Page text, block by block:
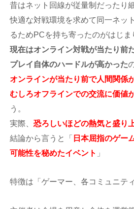
昔はネット回線が従量制だったり
快適な対戦環境を求めて同一ネッ
るためPCを持ち寄ったのがはじま
現在はオンライン対戦が当たり前
プレイ自体のハードルが高かった
オンラインが当たり前で人間関係
むしろオフラインでの交流に価値
う。
実際、 恐ろしいほどの熱気と盛り
結論から言うと「 日本屈指のゲー
可能性を秘めたイベント 」
特徴は「ゲーマー、各コミュニテ